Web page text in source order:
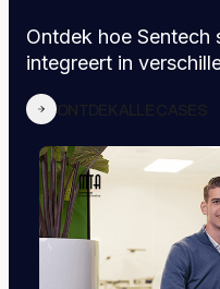
Ontdek hoe Sentech
integreert in